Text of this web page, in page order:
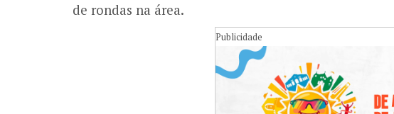
de rondas na área.
Publicidade